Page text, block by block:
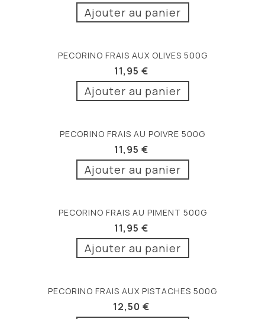
Ajouter au panier
PECORINO FRAIS AUX OLIVES 500G
11,95 €
Ajouter au panier
PECORINO FRAIS AU POIVRE 500G
11,95 €
Ajouter au panier
PECORINO FRAIS AU PIMENT 500G
11,95 €
Ajouter au panier
PECORINO FRAIS AUX PISTACHES 500G
12,50 €